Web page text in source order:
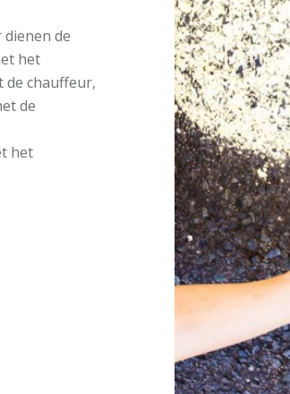
de
het
de chauffeur,
de
het